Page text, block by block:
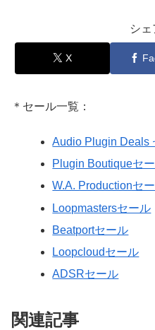
シェ
X
＊セール一覧：
Audio Plugin Deals
Plugin Boutiqueセ
W.A. Productionセ
Loopmastersセール
Beatportセール
Loopcloudセール
ADSRセール
関連記事